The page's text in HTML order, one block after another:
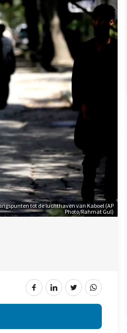
tot de luchthaven van Kaboel (AP
Photo/Rahmat Gul)